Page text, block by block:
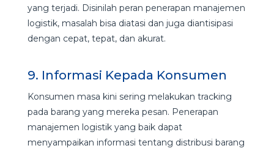
yang terjadi. Disinilah peran penerapan manajemen
logistik, masalah bisa diatasi dan juga diantisipasi
dengan cepat, tepat, dan akurat.
9. Informasi Kepada Konsumen
Konsumen masa kini sering melakukan tracking
pada barang yang mereka pesan. Penerapan
manajemen logistik yang baik dapat
menyampaikan informasi tentang distribusi barang